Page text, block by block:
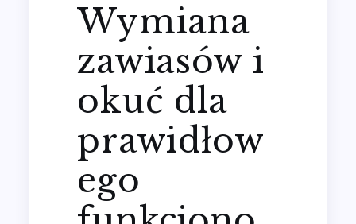
Wymiana
zawiasów i
okuć dla
prawidłow
ego